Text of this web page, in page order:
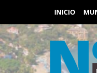
INICIO